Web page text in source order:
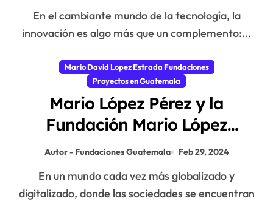
Estrada
En el cambiante mundo de la tecnología, la
innovación es algo más que un complemento:...
Mario David Lopez Estrada Fundaciones
Proyectos en Guatemala
Mario López Pérez y la
Fundación Mario López
Estrada: Innovación en Acción
Social y Desarrollo Sostenible
Autor - Fundaciones Guatemala Feb 29, 2024
En un mundo cada vez más globalizado y
digitalizado, donde las sociedades se encuentran